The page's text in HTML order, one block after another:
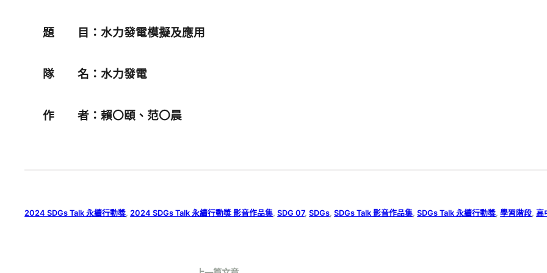
題 目：水力發電模擬及應用
隊 名：水力發電
作 者：賴〇頤、范〇晨
2024 SDGs Talk 永續行動獎, 2024 SDGs Talk 永續行動獎 影音作品集, SDG 07, SDGs, SDGs Talk 影音作品集, SDGs Talk 永續行動獎, 學習階段, 高